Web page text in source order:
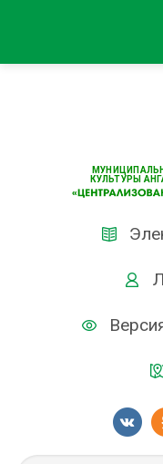
КУЛЬТУРЫ